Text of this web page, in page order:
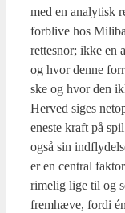
med en ana­ly­tisk
for­bli­ve hos
ret­tes­nor; ikke en
og hvor den­ne
ske og hvor den
Her­ved siges
ene­ste kraft på
også sin
er en cen­tral
rime­lig lige til og
frem­hæ­ve, for­di